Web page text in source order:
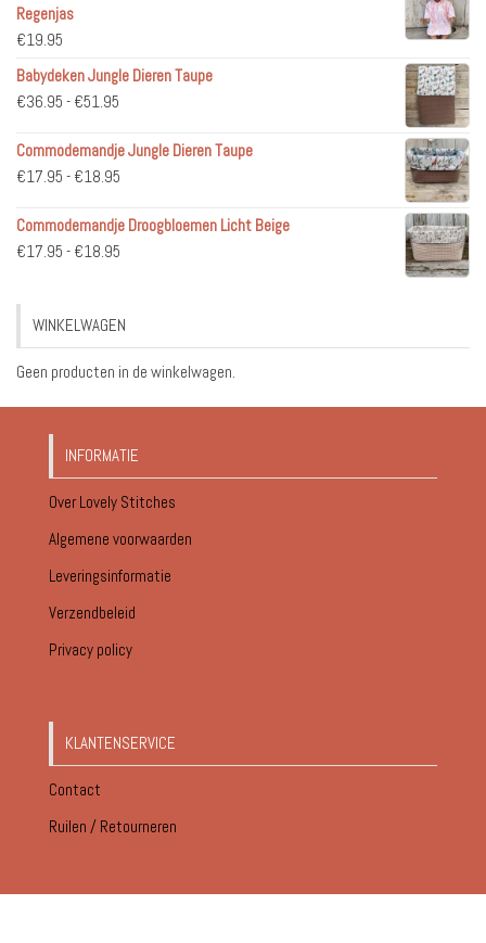
Regenjas
€19.95
Babydeken Jungle Dieren Taupe
€36.95 - €51.95
tot
€51.95
Commodemandje Jungle Dieren Taupe
€17.95 - €18.95
tot
Commodemandje Droogbloemen Licht Beige
€17.95 - €18.95
€18.95
WINKELWAGEN
Geen producten in de winkelwagen.
INFORMATIE
Over Lovely Stitches
Algemene voorwaarden
Leveringsinformatie
Verzendbeleid
Privacy policy
KLANTENSERVICE
Contact
Ruilen / Retourneren